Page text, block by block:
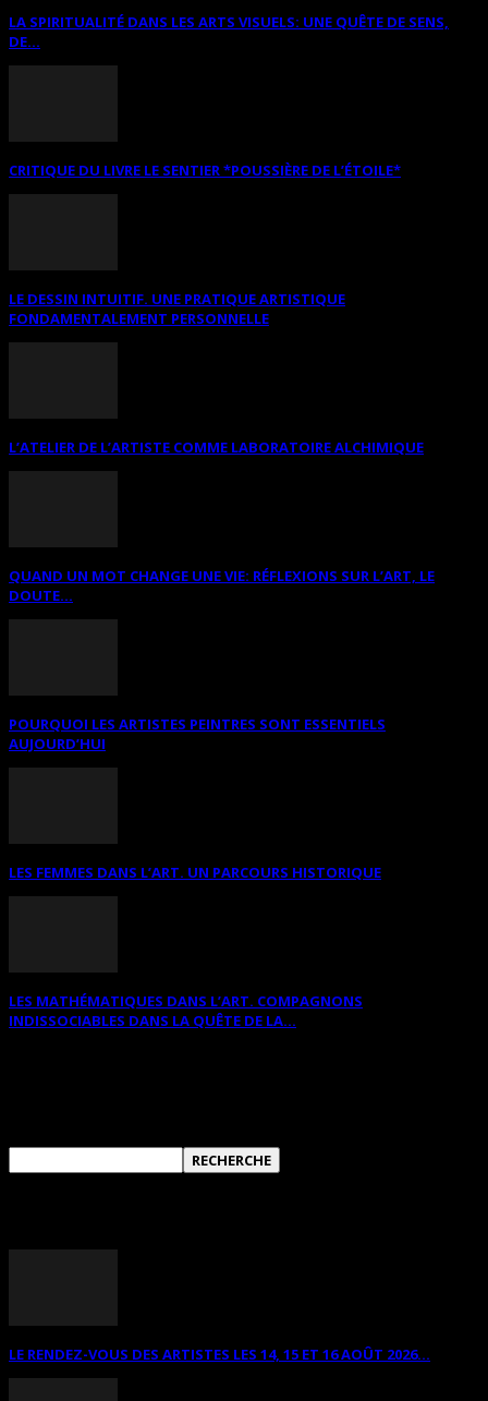
LA SPIRITUALITÉ DANS LES ARTS VISUELS: UNE QUÊTE DE SENS,
DE...
CRITIQUE DU LIVRE LE SENTIER *POUSSIÈRE DE L’ÉTOILE*
LE DESSIN INTUITIF. UNE PRATIQUE ARTISTIQUE
FONDAMENTALEMENT PERSONNELLE
L’ATELIER DE L’ARTISTE COMME LABORATOIRE ALCHIMIQUE
QUAND UN MOT CHANGE UNE VIE: RÉFLEXIONS SUR L’ART, LE
DOUTE...
POURQUOI LES ARTISTES PEINTRES SONT ESSENTIELS
AUJOURD’HUI
LES FEMMES DANS L’ART. UN PARCOURS HISTORIQUE
LES MATHÉMATIQUES DANS L’ART. COMPAGNONS
INDISSOCIABLES DANS LA QUÊTE DE LA...
LE RENDEZ-VOUS DES ARTISTES LES 14, 15 ET 16 AOÛT 2026...